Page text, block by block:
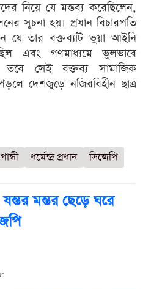
নিয়ে যে মন্তব্য করেছিলেন,
সূচনা হয়। প্রধান বিচারপতি
যে তার বক্তব্যটি ভুয়া আইনি
ছিল এবং গণমাধ্যমে ভুলভাবে
তবে সেই বক্তব্য সামাজিক
দেশজুড়ে নজিরবিহীন ছাত্র
ধর্মেন্দ্র প্রধান সিজেপি
মন্তর ছেড়ে ঘরে